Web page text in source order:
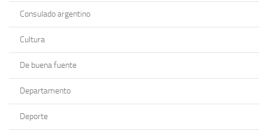
Consulado argentino
Cultura
De buena fuente
Departamento
Deporte